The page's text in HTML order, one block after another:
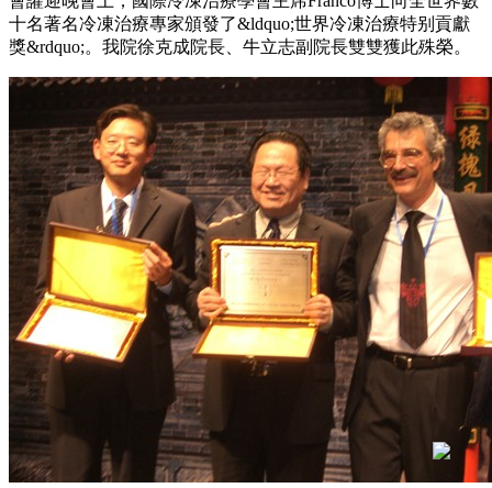
十名著名冷凍治療專家頒發了&ldquo;世界冷凍治療特别貢獻
獎&rdquo;。我院徐克成院長、牛立志副院長雙雙獲此殊榮。